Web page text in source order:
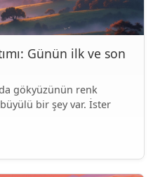
Günün ilk ve son
gökyüzünün renk
bir şey var. İster